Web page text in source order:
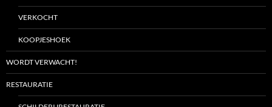
VERKOCHT
KOOPJESHOEK
WORDT VERWACHT!
RESTAURATIE